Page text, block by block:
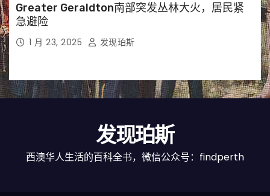
Greater Geraldton南部突发丛林大火，居民紧
急避险
1 月 23, 2025 发现珀斯
发现珀斯
西澳华人生活的百科全书，微信公众号：findperth